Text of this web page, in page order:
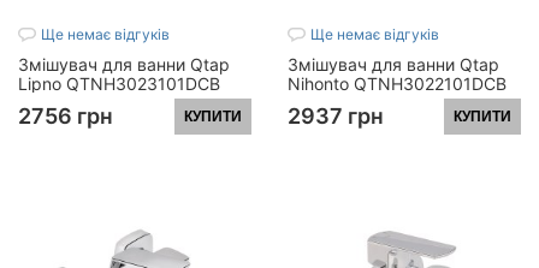
Ще немає відгуків
Змішувач для ванни Qtap
Lipno QTNH3023101DCB
Black Matt
2756 грн КУПИТИ
Ще немає відгуків
Змішувач для ванни Qtap
Nihonto QTNH3022101DCB
Black Matt
2937 грн КУПИТИ